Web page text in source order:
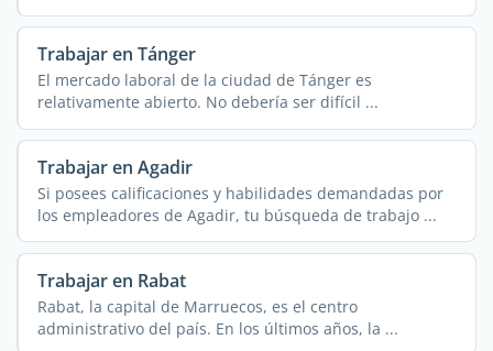
Trabajar en Tánger
El mercado laboral de la ciudad de Tánger es
relativamente abierto. No debería ser difícil ...
Trabajar en Agadir
Si posees calificaciones y habilidades demandadas por
los empleadores de Agadir, tu búsqueda de trabajo ...
Trabajar en Rabat
Rabat, la capital de Marruecos, es el centro
administrativo del país. En los últimos años, la ...